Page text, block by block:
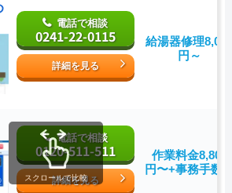
電話で相談
0241-22-0115
詳細を見る
給湯器修理
円～
電話で相談
0120-511-511
詳細を見る
作業料金8,800
円〜+事務手数
スクロールで比較